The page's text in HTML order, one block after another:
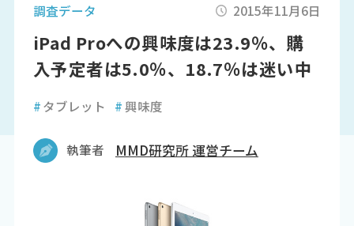
調査データ 2015年11月6日
iPad Proへの興味度は23.9％、購
入予定者は5.0％、18.7％は迷い中
#タブレット #興味度
執筆者 MMD研究所 運営チーム